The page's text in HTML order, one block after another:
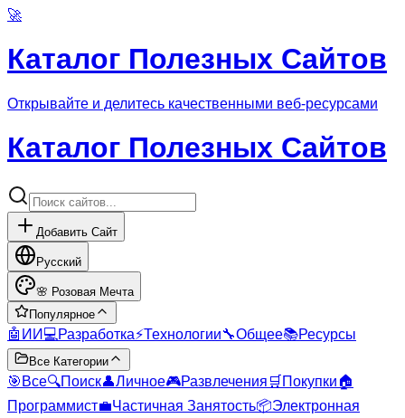
🚀
Каталог Полезных Сайтов
Открывайте и делитесь качественными веб-ресурсами
Каталог Полезных Сайтов
Добавить Сайт
Русский
🌸 Розовая Мечта
Популярное
🤖 ИИ 💻 Разработка⚡Технологии🔧Общее📚Ресурсы
Все Категории
🎯 Все🔍Поиск👤Личное🎮Развлечения 🛒 Покупки🏠
Программист💼Частичная Занятость📦Электронная